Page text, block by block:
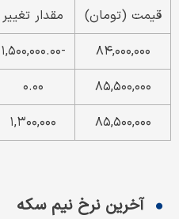
قیمت (تومان) مقدار تغییر
۸۴,۰۰۰,۰۰۰
-۱,۵۰۰,۰۰۰.۰۰
۸۵,۵۰۰,۰۰۰
۰.۰۰
۸۵,۵۰۰,۰۰۰
۱,۳۰۰,۰۰۰
آخرین نرخ نیم سکه